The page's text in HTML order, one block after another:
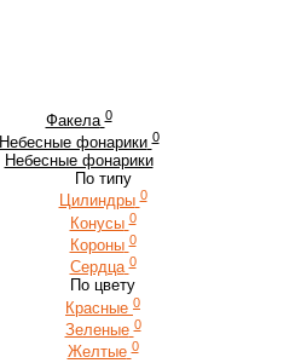
Факела 0
Небесные фонарики 0
Небесные фонарики
По типу
Цилиндры 0
Конусы 0
Короны 0
Сердца 0
По цвету
Красные 0
Зеленые 0
Желтые 0